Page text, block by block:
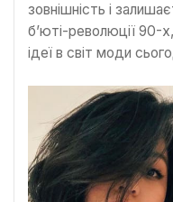
зовнішність і
б’юті-революції 90-
ідеї в світ моди